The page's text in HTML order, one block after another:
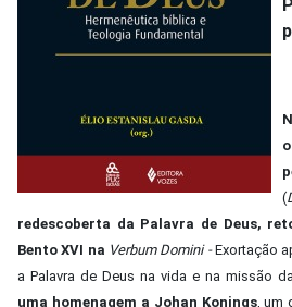
(
redescoberta da Palavra de Deus,
Bento XVI na Verbum Domini -Exortação
a Palavra de Deus na vida e na missão
uma homenagem a Johan Konings, um